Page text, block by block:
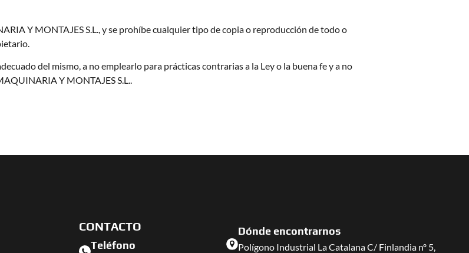
Y MONTAJES S.L., y se prohíbe cualquier tipo de copia o reproducción de todo o
del mismo, a no emplearlo para prácticas contrarias a la Ley o la buena fe y a no
Y MONTAJES S.L..
CONTACTO
Teléfono
Dónde encontrarnos
Polígono Industrial La Catalana C/ Finlandia nº 5,